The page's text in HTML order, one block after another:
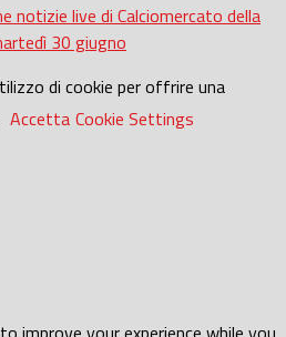
notizie live di Calciomercato della
30 giugno
di cookie per offrire una
Accetta Cookie Settings